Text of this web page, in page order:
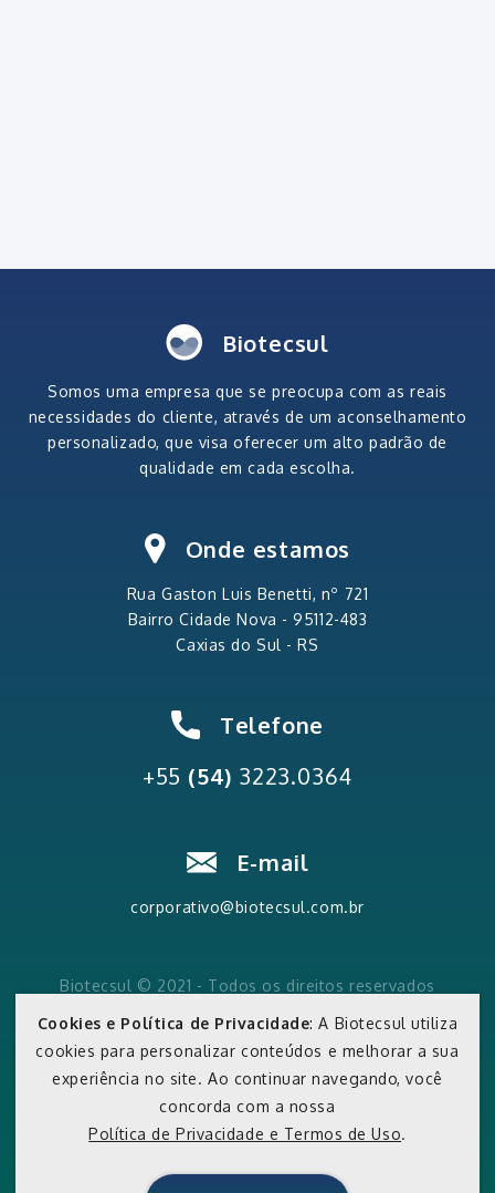
Cookies e Política de Privacidade: A Biotecsul utiliza
cookies para personalizar conteúdos e melhorar a sua
experiência no site. Ao continuar navegando, você
concorda com a nossa
Política de Privacidade e Termos de Uso.
Biotecsul
Somos uma empresa que se preocupa com as reais
necessidades do cliente, através de um aconselhamento
personalizado, que visa oferecer um alto padrão de
qualidade em cada escolha.
Onde estamos
Rua Gaston Luis Benetti, nº 721
Bairro Cidade Nova -95112-483
Caxias do Sul - RS
Telefone
+55 (54) 3223.0364
E-mail
corporativo@biotecsul.com.br
Biotecsul © 2021 - Todos os direitos reservados